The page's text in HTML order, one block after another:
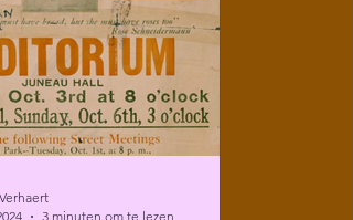
3 minuten om te lezen